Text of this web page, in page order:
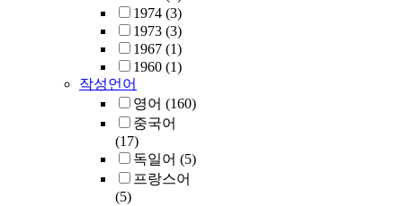
1974 (3)
1973 (3)
1967 (1)
1960 (1)
작성언어
영어 (160)
중국어
(17)
독일어 (5)
프랑스어
(5)